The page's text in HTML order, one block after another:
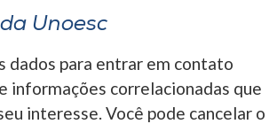
Unoesc
dados para entrar em contato
informações correlacionadas que
interesse. Você pode cancelar o